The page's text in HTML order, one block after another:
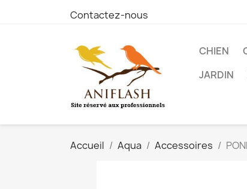
Contactez-nous
CHIEN
JARDIN
Accueil Aqua Accessoires